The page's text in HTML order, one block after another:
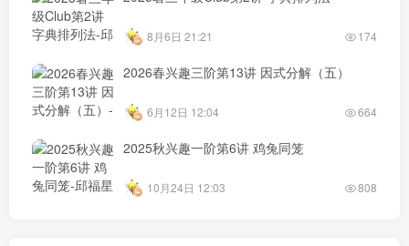
8月6日 21:21 174
2026春兴趣三阶第13讲 因式分解（五）
6月12日 12:04 664
2025秋兴趣一阶第6讲 鸡兔同笼
10月24日 12:03 808